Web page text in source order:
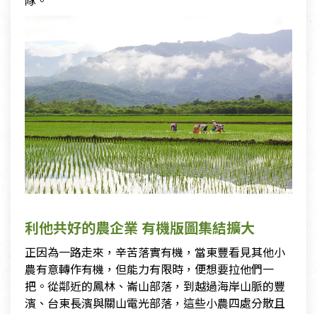
利他共好的農企業 有機版圖集結擴大
正因為一路走來，辛苦落實有機，當東豐看見其他小
農有意轉作有機，但能力有限時，便想要拉他們一
把。從鄰近的鳳林、崙山部落，到越過海岸山脈的豐
濱、台東長濱與關山電光部落，這些小農四處分散且